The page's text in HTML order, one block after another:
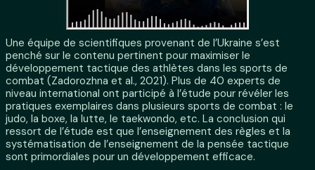
Une équipe de scientifiques provenant de l’Ukraine s’est
penché sur le contenu pertinent pour maximiser le
développement tactique des athlètes dans les sports de
combat (Zadorozhna et al., 2021). Plus de 40 experts de
niveau international ont participé à l’étude pour révéler les
pratiques exemplaires dans plusieurs sports de combat : le
judo, la boxe, la lutte, le taekwondo, etc. La conclusion qui
ressort de l’étude est que l’enseignement des règles et la
systématisation de l’enseignement de la pensée tactique
sont primordiales pour un développement efficace.